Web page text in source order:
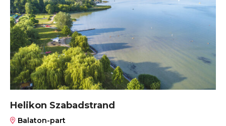
Helikon Szabadstrand
Balaton-part